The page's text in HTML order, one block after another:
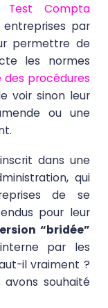
Test Compta
par
permettre de
les normes
des procédures
voir sinon leur
ou une
dans une
qui
de se
pour leur
“bridée”
par les
il vraiment ?
avons souhaité